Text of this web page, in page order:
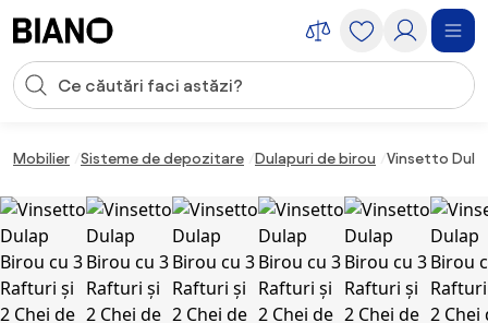
Introducerea căutării
Mobilier Sisteme de depozitare Dulapuri de birou Vinsetto